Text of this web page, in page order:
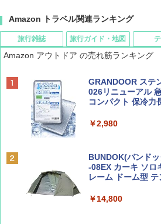
Amazon トラベル関連ランキング
旅行雑誌
BE-PAL(ビ-パル)
SOTO ミニマル"
ディズニーファ
誌] (ＤＩＳＮＥＹ
旅行ガイド・地図
D40 地球の歩き方
力的な町 2026～
地球の歩き方 スタ
￥2,695
[キャンパーズコレ
プテント 傘みたい
ッとサンシェード
&ハイキング カー
PYKES PEAK (パ
人用 折りたたみ 防
Amazon アウトドア の売れ筋ランキング
GRANDOOR ステ
026リニューアル
コンパクト 保冷力
￥2,980
BUNDOK(バンド
-08EX カーキ ソロ
レーム ドーム型 テ
￥14,800